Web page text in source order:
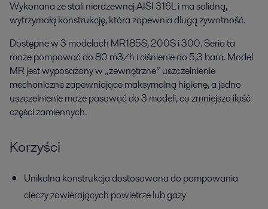
Wykonana ze stali nierdzewnej AISI 316L i ma solidną,
wytrzymałą konstrukcję, która zapewnia długą żywotność.
Dostępne w 3 modelach MR185S, 200S i 300. Seria ta
może pompować do 80 m3/h i ciśnienie do 5,3 bara. Model
MR jest wyposażony w „zewnętrzne” uszczelnienie
mechaniczne zapewniające maksymalną higienę, a jedno
uszczelnienie może pasować do 3 modeli, co zmniejsza ilość
części zamiennych.
Korzyści
Unikalna konstrukcja dostosowana do pompowania
cieczy zawierających powietrze lub gazy